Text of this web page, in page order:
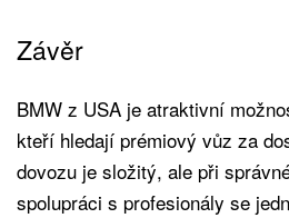
Závěr
BMW z USA je atraktivní
kteří hledají prémiový vůz za
dovozu je složitý, ale při
spolupráci s profesionály se